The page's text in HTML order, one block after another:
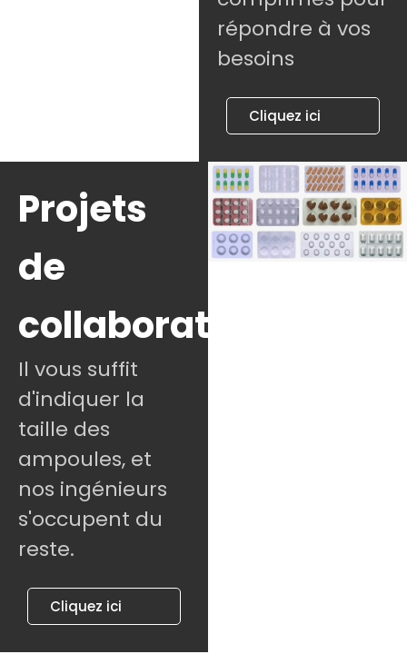
répondre à vos
besoins
Cliquez ici
Projets
de
collaboration
Il vous suffit
d'indiquer la
taille des
ampoules, et
nos ingénieurs
s'occupent du
reste.
Cliquez ici